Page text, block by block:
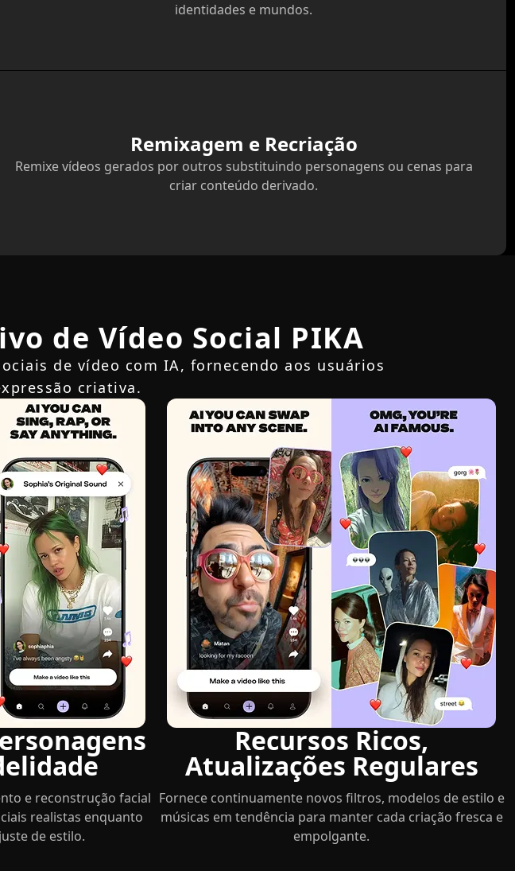
identidades e mundos.
Remixagem e Recriação
Remixe vídeos gerados por outros substituindo personagens ou cenas para
criar conteúdo derivado.
de Vídeo Social PIKA
de vídeo com IA, fornecendo aos usuários
criativa.
e reconstrução facial
realistas enquanto
de estilo.
Recursos Ricos,
Atualizações Regulares
Fornece continuamente novos filtros, modelos de estilo e
músicas em tendência para manter cada criação fresca e
empolgante.